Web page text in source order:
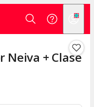
Neiva + Clase